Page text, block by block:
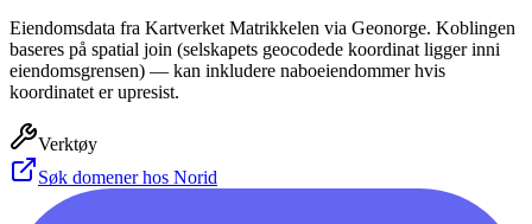
Eiendomsdata fra Kartverket Matrikkelen via Geonorge. Koblingen
baseres på spatial join (selskapets geocodede koordinat ligger inni
eiendomsgrensen) — kan inkludere naboeiendommer hvis
koordinatet er upresist.
Verktøy
Søk domener hos Norid